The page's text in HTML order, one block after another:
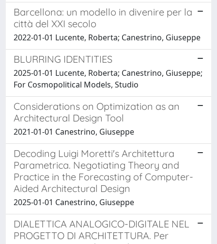
Barcellona: un modello in divenire per la
città del XXI secolo
2022-01-01 Lucente, Roberta; Canestrino, Giuseppe
BLURRING IDENTITIES
2025-01-01 Lucente, Roberta; Canestrino, Giuseppe;
For Cosmopolitical Models, Studio
Considerations on Optimization as an
Architectural Design Tool
2021-01-01 Canestrino, Giuseppe
Decoding Luigi Moretti's Architettura
Parametrica. Negotiating Theory and
Practice in the Forecasting of Computer-
Aided Architectural Design
2025-01-01 Canestrino, Giuseppe
DIALETTICA ANALOGICO-DIGITALE NEL
PROGETTO DI ARCHITETTURA. Per